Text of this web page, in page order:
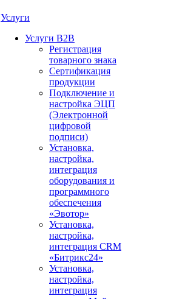
Услуги
Услуги B2B
Регистрация
товарного знака
Сертификация
продукции
Подключение и
настройка ЭЦП
(Электронной
цифровой
подписи)
Установка,
настройка,
интеграция
оборудования и
программного
обеспечения
«Эвотор»
Установка,
настройка,
интеграция CRM
«Битрикс24»
Установка,
настройка,
интеграция